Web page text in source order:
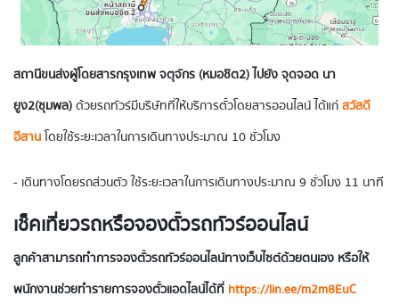
สถานีขนส่งผู้โดยสารกรุงเทพ จตุจักร (หมอชิต2) ไปยัง จุดจอด นา
ยูง2(ชุมพล)ด้วยรถทัวร์มีบริษัทที่ให้บริการตั๋วโดยสารออนไลน์ ได้แก่สวัสดี
อีสานโดยใช้ระยะเวลาในการเดินทางประมาณ 10 ชั่วโมง
- เดินทางโดยรถส่วนตัว ใช้ระยะเวลาในการเดินทางประมาณ 9 ชั่วโมง 11 นาที
เช็คเที่ยวรถหรือจองตั๋วรถทัวร์ออนไลน์
ลูกค้าสามารถทำการจองตั๋วรถทัวร์ออนไลน์ทางเว็บไซต์ด้วยตนเอง หรือให้
พนักงานช่วยทำรายการจองตั๋วแอดไลน์ได้ที่ https://lin.ee/m2m8EuC